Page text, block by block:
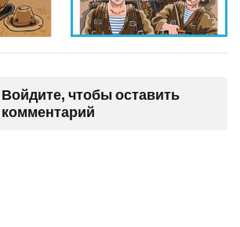
Войдите, чтобы оставить
комментарий